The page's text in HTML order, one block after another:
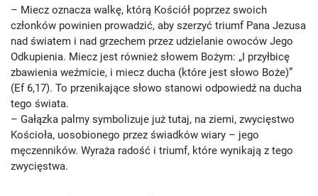
– Miecz oznacza walkę, którą Kościół poprzez swoich
członków powinien prowadzić, aby szerzyć triumf Pana Jezusa
nad światem i nad grzechem przez udzielanie owoców Jego
Odkupienia. Miecz jest również słowem Bożym: „I przyłbicę
zbawienia weźmicie, i miecz ducha (które jest słowo Boże)”
(Ef 6,17). To przenikające słowo stanowi odpowiedź na ducha
tego świata.
– Gałązka palmy symbolizuje już tutaj, na ziemi, zwycięstwo
Kościoła, uosobionego przez świadków wiary – jego
męczenników. Wyraża radość i triumf, które wynikają z tego
zwycięstwa.